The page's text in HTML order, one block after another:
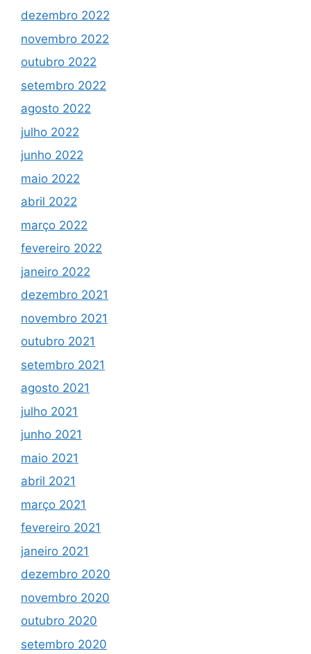
dezembro 2022
novembro 2022
outubro 2022
setembro 2022
agosto 2022
julho 2022
junho 2022
maio 2022
abril 2022
março 2022
fevereiro 2022
janeiro 2022
dezembro 2021
novembro 2021
outubro 2021
setembro 2021
agosto 2021
julho 2021
junho 2021
maio 2021
abril 2021
março 2021
fevereiro 2021
janeiro 2021
dezembro 2020
novembro 2020
outubro 2020
setembro 2020